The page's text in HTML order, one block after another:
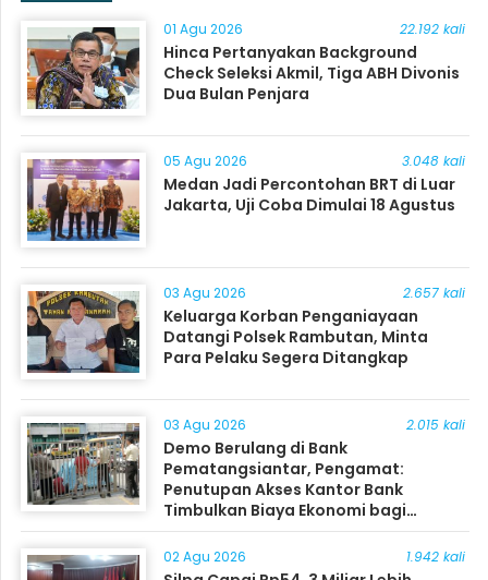
01 Agu 2026 22.192 kali
Hinca Pertanyakan Background
Check Seleksi Akmil, Tiga ABH Divonis
Dua Bulan Penjara
05 Agu 2026 3.048 kali
Medan Jadi Percontohan BRT di Luar
Jakarta, Uji Coba Dimulai 18 Agustus
03 Agu 2026 2.657 kali
Keluarga Korban Penganiayaan
Datangi Polsek Rambutan, Minta
Para Pelaku Segera Ditangkap
03 Agu 2026 2.015 kali
Demo Berulang di Bank
Pematangsiantar, Pengamat:
Penutupan Akses Kantor Bank
Timbulkan Biaya Ekonomi bagi
Masyarakat
02 Agu 2026 1.942 kali